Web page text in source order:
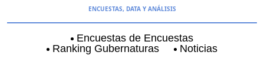
ENCUESTAS, DATA Y ANÁLISIS
Encuestas de Encuestas
Ranking Gubernaturas
Noticias